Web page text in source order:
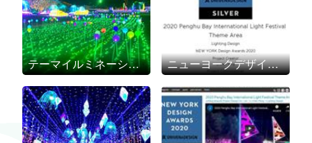
テーマイルミネーション ニューヨークデザインアワード「ライティングデザイン」部門銀賞